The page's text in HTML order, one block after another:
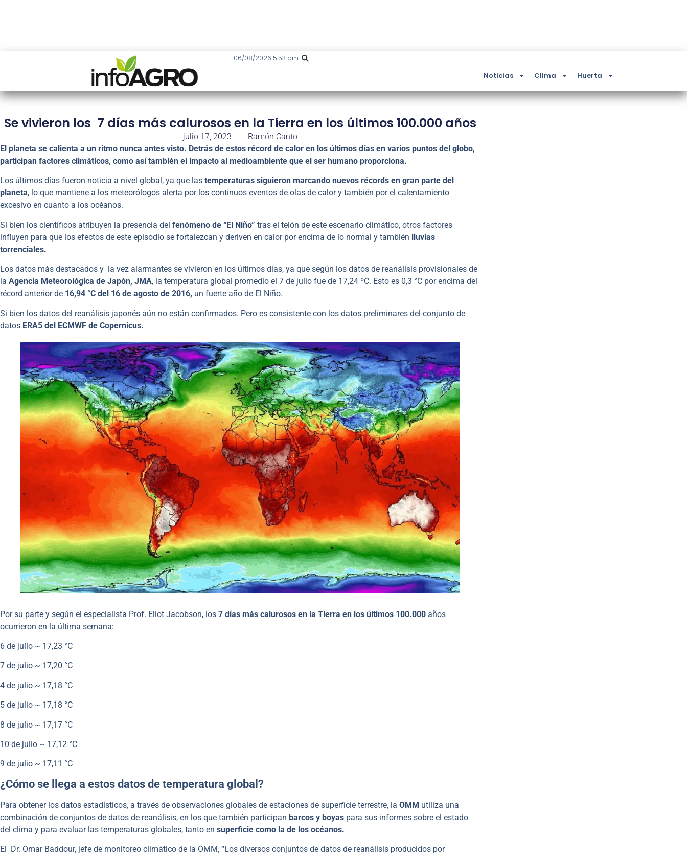
06/08/2026 5:53 pm
Noticias Clima Huerta
Se vivieron los 7 días más calurosos en la Tierra en los últimos 100.000 años
julio 17, 2023
Ramón Canto
El planeta se calienta a un ritmo nunca antes visto. Detrás de estos récord de calor en los últimos días en varios puntos del globo,
participan factores climáticos, como así también el impacto al medioambiente que el ser humano proporciona.
Los últimos días fueron noticia a nivel global, ya que las temperaturas siguieron marcando nuevos récords en gran parte del
planeta, lo que mantiene a los meteorólogos alerta por los continuos eventos de olas de calor y también por el calentamiento
excesivo en cuanto a los océanos.
Si bien los científicos atribuyen la presencia del fenómeno de “El Niño” tras el telón de este escenario climático, otros factores
influyen para que los efectos de este episodio se fortalezcan y deriven en calor por encima de lo normal y también lluvias
torrenciales.
Los datos más destacados y la vez alarmantes se vivieron en los últimos días, ya que según los datos de reanálisis provisionales de
la Agencia Meteorológica de Japón, JMA, la temperatura global promedio el 7 de julio fue de 17,24 ºC. Esto es 0,3 °C por encima del
récord anterior de 16,94 °C del 16 de agosto de 2016, un fuerte año de El Niño.
Si bien los datos del reanálisis japonés aún no están confirmados. Pero es consistente con los datos preliminares del conjunto de
datos ERA5 del ECMWF de Copernicus.
Por su parte y según el especialista Prof. Eliot Jacobson, los 7 días más calurosos en la Tierra en los últimos 100.000 años
ocurrieron en la última semana:
6 de julio ~ 17,23 °C
7 de julio ~ 17,20 °C
4 de julio ~ 17,18 °C
5 de julio ~ 17,18 °C
8 de julio ~ 17,17 °C
10 de julio ~ 17,12 °C
9 de julio ~ 17,11 °C
¿Cómo se llega a estos datos de temperatura global?
Para obtener los datos estadísticos, a través de observaciones globales de estaciones de superficie terrestre, la OMM utiliza una
combinación de conjuntos de datos de reanálisis, en los que también participan barcos y boyas para sus informes sobre el estado
del clima y para evaluar las temperaturas globales, tanto en superficie como la de los océanos.
El Dr. Omar Baddour, jefe de monitoreo climático de la OMM, “Los diversos conjuntos de datos de reanálisis producidos por